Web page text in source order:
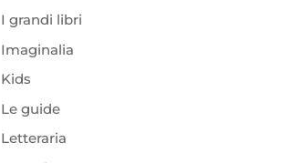
I grandi libri
Imaginalia
Kids
Le guide
Letteraria